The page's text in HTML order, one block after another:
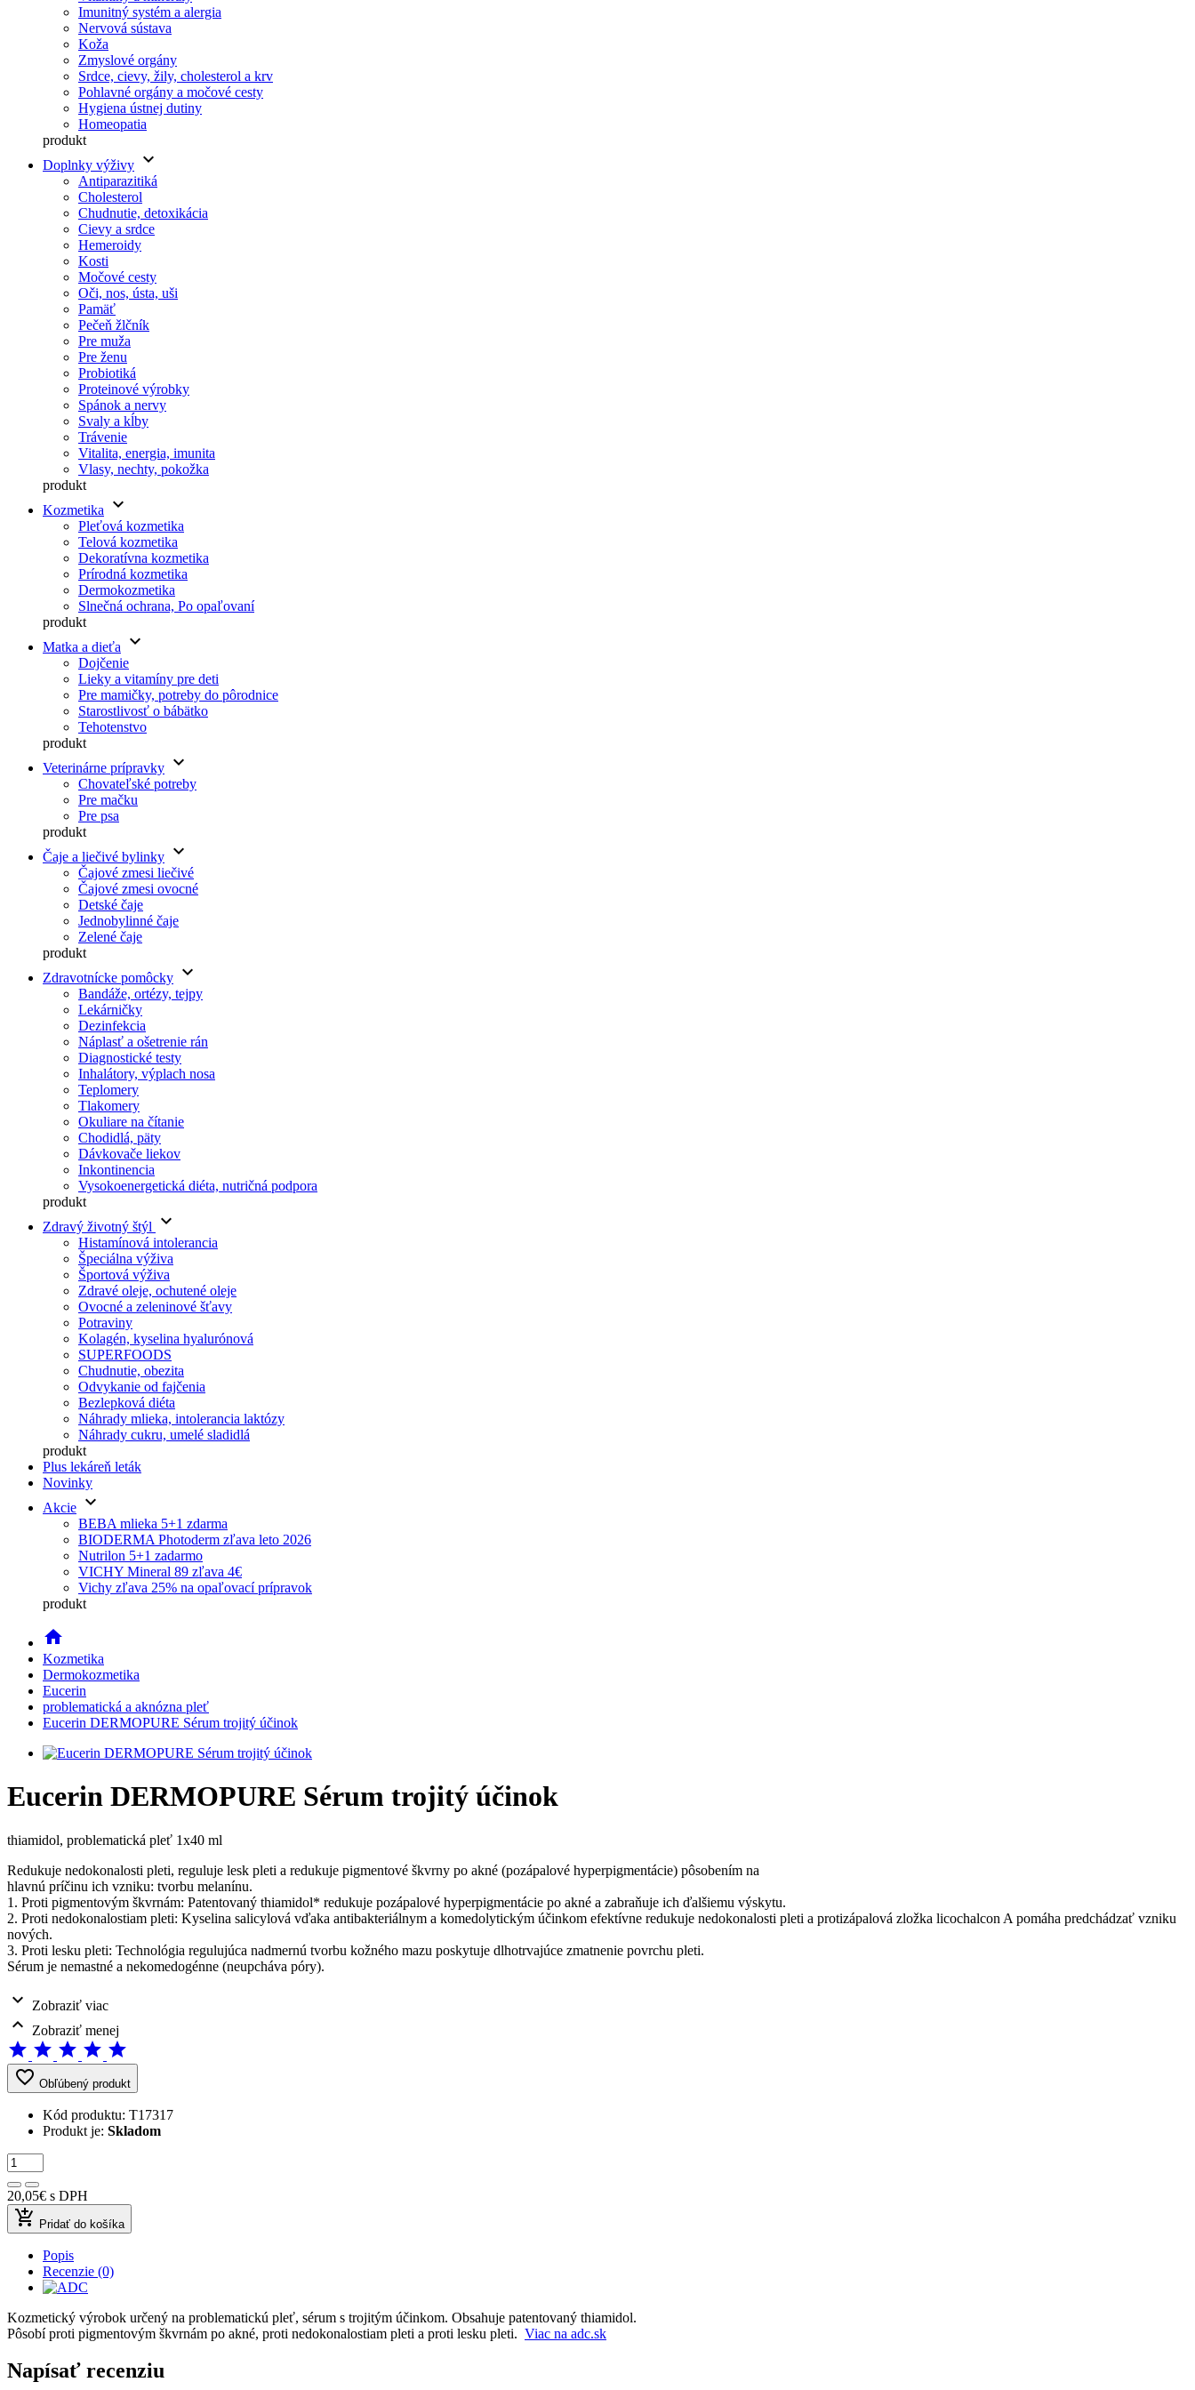
Imunitný systém a alergia
Nervová sústava
Koža
Zmyslové orgány
Srdce, cievy, žily, cholesterol a krv
Pohlavné orgány a močové cesty
Hygiena ústnej dutiny
Homeopatia
produkt
Doplnky výživy keyboard_arrow_down
Antiparazitiká
Cholesterol
Chudnutie, detoxikácia
Cievy a srdce
Hemeroidy
Kosti
Močové cesty
Oči, nos, ústa, uši
Pamäť
Pečeň žlčník
Pre muža
Pre ženu
Probiotiká
Proteinové výrobky
Spánok a nervy
Svaly a kĺby
Trávenie
Vitalita, energia, imunita
Vlasy, nechty, pokožka
produkt
Kozmetika
keyboard_arrow_down
Pleťová kozmetika
Telová kozmetika
Dekoratívna kozmetika
Prírodná kozmetika
Dermokozmetika
Slnečná ochrana, Po opaľovaní
produkt
Matka a dieťa
keyboard_arrow_down
Dojčenie
Lieky a vitamíny pre deti
Pre mamičky, potreby do pôrodnice
Starostlivosť o bábätko
Tehotenstvo
produkt
Veterinárne prípravky keyboard_arrow_down
Chovateľské potreby
Pre mačku
Pre psa
produkt
Čaje a liečivé bylinky keyboard_arrow_down
Čajové zmesi liečivé
Čajové zmesi ovocné
Detské čaje
Jednobylinné čaje
Zelené čaje
produkt
Zdravotnícke pomôcky keyboard_arrow_down
Bandáže, ortézy, tejpy
Lekárničky
Dezinfekcia
Náplasť a ošetrenie rán
Diagnostické testy
Inhalátory, výplach nosa
Teplomery
Tlakomery
Okuliare na čítanie
Chodidlá, päty
Dávkovače liekov
Inkontinencia
Vysokoenergetická diéta, nutričná podpora
produkt
Zdravý životný štýl
keyboard_arrow_down
Histamínová intolerancia
Špeciálna výživa
Športová výživa
Zdravé oleje, ochutené oleje
Ovocné a zeleninové šťavy
Potraviny
Kolagén, kyselina hyalurónová
SUPERFOODS
Chudnutie, obezita
Odvykanie od fajčenia
Bezlepková diéta
Náhrady mlieka, intolerancia laktózy
Náhrady cukru, umelé sladidlá
produkt
Plus lekáreň leták
Novinky
Akcie keyboard_arrow_down
BEBA mlieka 5+1 zdarma
BIODERMA Photoderm zľava leto 2026
Nutrilon 5+1 zadarmo
VICHY Mineral 89 zľava 4€
Vichy zľava 25% na opaľovací prípravok
produkt
home
Kozmetika
Dermokozmetika
Eucerin
problematická a aknózna pleť
Eucerin DERMOPURE Sérum trojitý účinok
Eucerin DERMOPURE Sérum trojitý účinok
thiamidol, problematická pleť 1x40 ml
Redukuje nedokonalosti pleti, reguluje lesk pleti a redukuje pigmentové škvrny po akné (pozápalové hyperpigmentácie) pôsobením na
hlavnú príčinu ich vzniku: tvorbu melanínu.
1. Proti pigmentovým škvrnám: Patentovaný thiamidol* redukuje pozápalové hyperpigmentácie po akné a zabraňuje ich ďalšiemu výskytu.
2. Proti nedokonalostiam pleti: Kyselina salicylová vďaka antibakteriálnym a komedolytickým účinkom efektívne redukuje nedokonalosti pleti a protizápalová zložka licochalcon A pomáha predchádzať vzniku
nových.
3. Proti lesku pleti: Technológia regulujúca nadmernú tvorbu kožného mazu poskytuje dlhotrvajúce zmatnenie povrchu pleti.
Sérum je nemastné a nekomedogénne (neupcháva póry).
expand_more Zobraziť viac
expand_less Zobraziť menej
star star star star star
favorite_border Obľúbený produkt
Kód produktu: T17317
Produkt je: Skladom
20,05€ s DPH
add_shopping_cart Pridať do košíka
Popis
Recenzie (0)
Kozmetický výrobok určený na problematickú pleť, sérum s trojitým účinkom. Obsahuje patentovaný thiamidol.
Pôsobí proti pigmentovým škvrnám po akné, proti nedokonalostiam pleti a proti lesku pleti. Viac na adc.sk
Napísať recenziu